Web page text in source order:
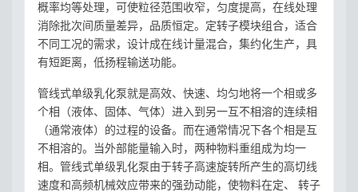
概率均等处理，可使粒径范围收窄，匀度提高，在线处理
消除批次间质量差异，品质恒定。定转子模块组合，适合
不同工况的需求，设计成在线计量混合，集约化生产，具
有短距离，低扬程输送功能。
管线式单级乳化泵就是高效、快速、均匀地将一个相或多
个相（液体、固体、气体）进入到另一互不相溶的连续相
（通常液体）的过程的设备。而在通常情况下各个相是互
不相溶的。当外部能量输入时，两种物料重组成为均一
相。管线式单级乳化泵由于转子高速旋转所产生的高切线
速度和高频机械效应带来的强劲动能，使物料在定、 转子